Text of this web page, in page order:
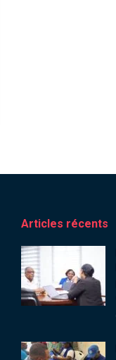
Articles récents